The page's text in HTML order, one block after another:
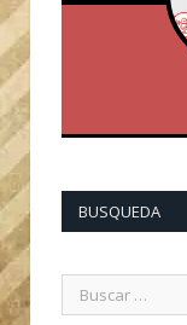
BUSQUEDA